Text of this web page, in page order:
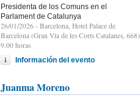
Presidenta de los Comuns en el
Parlament de Catalunya
26/01/2026 - Barcelona, Hotel Palace de
Barcelona (Gran Vía de les Corts Catalanes, 668)
9.00 horas
Información del evento
Juanma Moreno